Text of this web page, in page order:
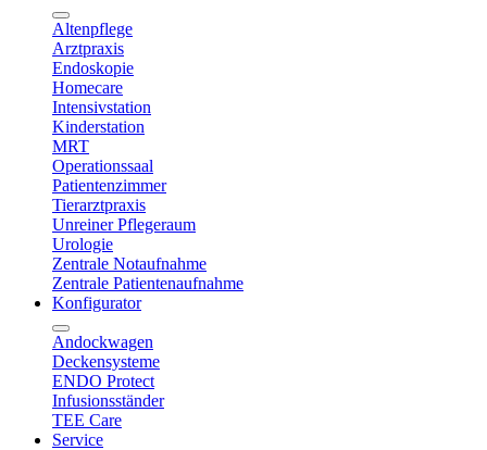
Altenpflege
Arztpraxis
Endoskopie
Homecare
Intensivstation
Kinderstation
MRT
Operationssaal
Patientenzimmer
Tierarztpraxis
Unreiner Pflegeraum
Urologie
Zentrale Notaufnahme
Zentrale Patientenaufnahme
Konfigurator
Andockwagen
Deckensysteme
ENDO Protect
Infusionsständer
TEE Care
Service